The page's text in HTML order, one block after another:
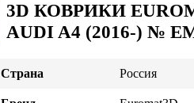
3D КОВРИКИ
AUDI A4 (2016-) №
Страна Россия